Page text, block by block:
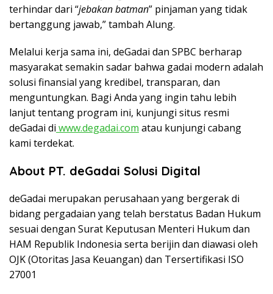
terhindar dari “jebakan batman” pinjaman yang tidak
bertanggung jawab,” tambah Alung.
Melalui kerja sama ini, deGadai dan SPBC berharap
masyarakat semakin sadar bahwa gadai modern adalah
solusi finansial yang kredibel, transparan, dan
menguntungkan. Bagi Anda yang ingin tahu lebih
lanjut tentang program ini, kunjungi situs resmi
deGadai di www.degadai.com atau kunjungi cabang
kami terdekat.
About PT. deGadai Solusi Digital
deGadai merupakan perusahaan yang bergerak di
bidang pergadaian yang telah berstatus Badan Hukum
sesuai dengan Surat Keputusan Menteri Hukum dan
HAM Republik Indonesia serta berijin dan diawasi oleh
OJK (Otoritas Jasa Keuangan) dan Tersertifikasi ISO
27001